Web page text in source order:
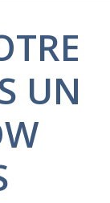
UN